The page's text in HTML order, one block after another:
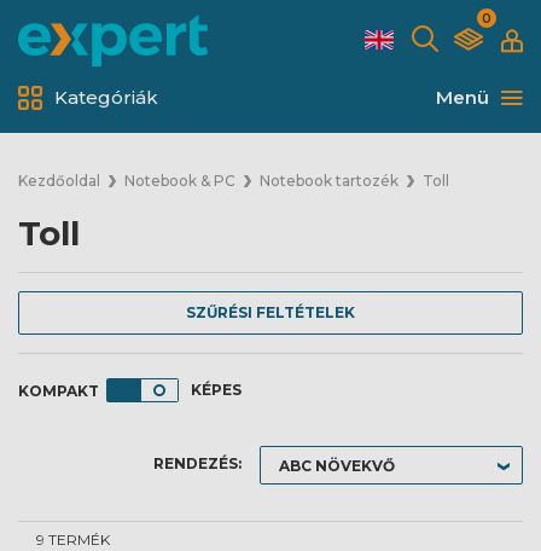
0
Menü
Kategóriák
Kezdőoldal Notebook & PC Notebook tartozék Toll
Toll
SZŰRÉSI FELTÉTELEK
KÉPES
RENDEZÉS:
9 TERMÉK